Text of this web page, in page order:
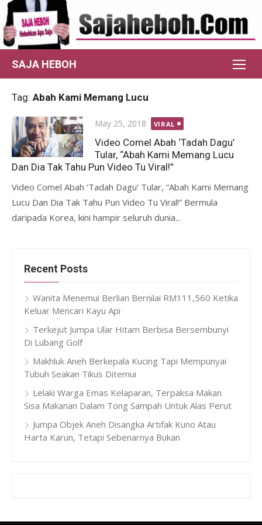
Skip
to
content
SAJA HEBOH
Tag: Abah Kami Memang Lucu
Posted
on
May 25, 2018 VIRAL
Video Comel Abah ‘Tadah Dagu’
Tular, “Abah Kami Memang Lucu
Dan Dia Tak Tahu Pun Video Tu Viral!”
Video Comel Abah ‘Tadah Dagu’ Tular, “Abah Kami Memang
Lucu Dan Dia Tak Tahu Pun Video Tu Viral!” Bermula
daripada Korea, kini hampir seluruh dunia...
Recent Posts
Wanita Menemui Berlian Bernilai RM111,560 Ketika
Keluar Mencari Kayu Api
Terkejut Jumpa Ular Hitam Berbisa Bersembunyi
Di Lubang Golf
Makhluk Aneh Berkepala Kucing Tapi Mempunyai
Tubuh Seakan Tikus Ditemui
Lelaki Warga Emas Kelaparan, Terpaksa Makan
Sisa Makanan Dalam Tong Sampah Untuk Alas Perut
Jumpa Objek Aneh Disangka Artifak Kuno Atau
Harta Karun, Tetapi Sebenarnya Bukan